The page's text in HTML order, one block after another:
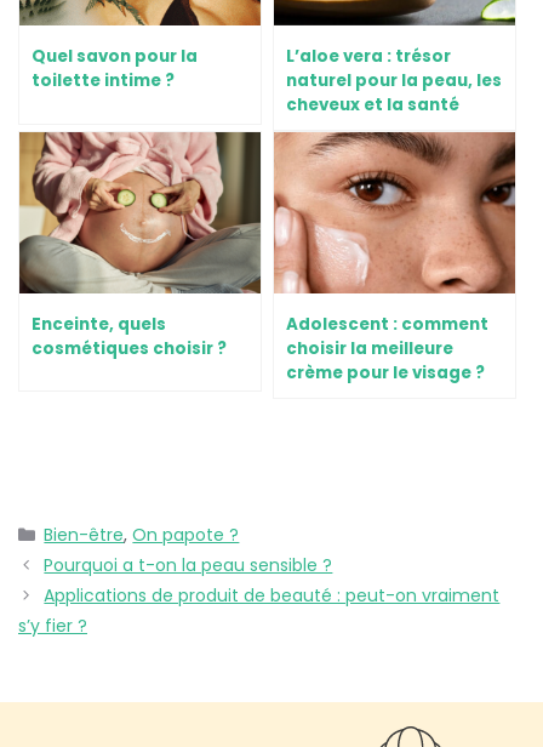
Quel savon pour la
toilette intime ?
L’aloe vera : trésor
naturel pour la peau, les
cheveux et la santé
Enceinte, quels
cosmétiques choisir ?
Adolescent : comment
choisir la meilleure
crème pour le visage ?
Bien-être,On papote ?
Pourquoi a t-on la peau sensible ?
Applications de produit de beauté : peut-on vraiment
s’y fier ?